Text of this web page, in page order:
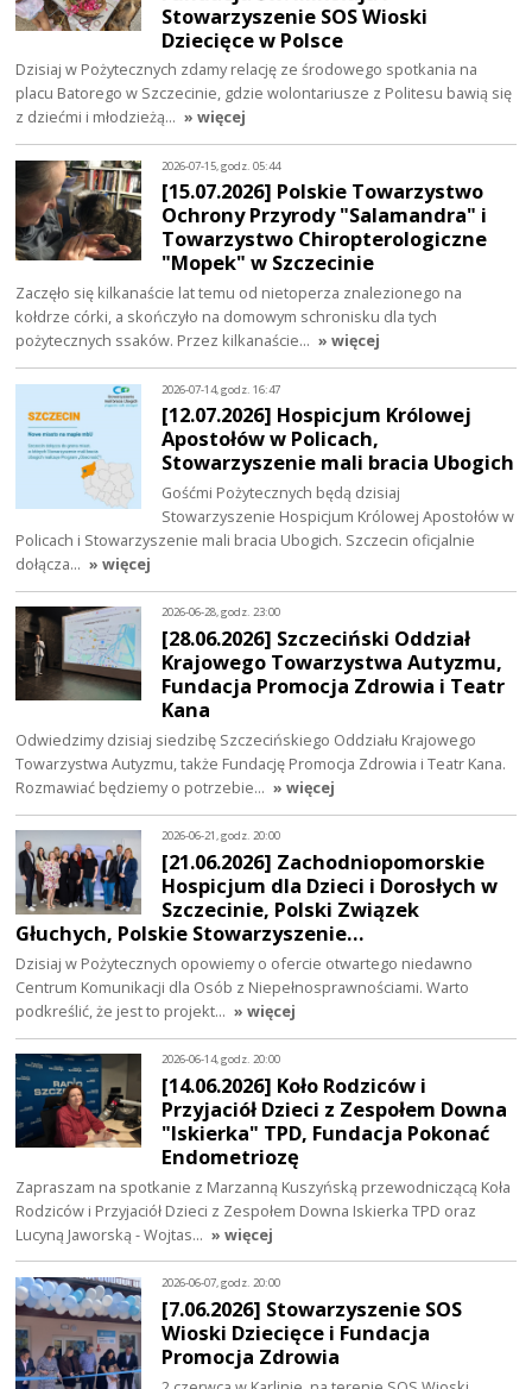
Stowarzyszenie SOS Wioski
Dziecięce w Polsce
Dzisiaj w Pożytecznych zdamy relację ze środowego spotkania na
placu Batorego w Szczecinie, gdzie wolontariusze z Politesu bawią się
z dziećmi i młodzieżą… » więcej
2026-07-15, godz. 05:44
[15.07.2026] Polskie Towarzystwo
Ochrony Przyrody "Salamandra" i
Towarzystwo Chiropterologiczne
"Mopek" w Szczecinie
Zaczęło się kilkanaście lat temu od nietoperza znalezionego na
kołdrze córki, a skończyło na domowym schronisku dla tych
pożytecznych ssaków. Przez kilkanaście… » więcej
2026-07-14, godz. 16:47
[12.07.2026] Hospicjum Królowej
Apostołów w Policach,
Stowarzyszenie mali bracia Ubogich
Gośćmi Pożytecznych będą dzisiaj
Stowarzyszenie Hospicjum Królowej Apostołów w
Policach i Stowarzyszenie mali bracia Ubogich. Szczecin oficjalnie
dołącza… » więcej
2026-06-28, godz. 23:00
[28.06.2026] Szczeciński Oddział
Krajowego Towarzystwa Autyzmu,
Fundacja Promocja Zdrowia i Teatr
Kana
Odwiedzimy dzisiaj siedzibę Szczecińskiego Oddziału Krajowego
Towarzystwa Autyzmu, także Fundację Promocja Zdrowia i Teatr Kana.
Rozmawiać będziemy o potrzebie… » więcej
2026-06-21, godz. 20:00
[21.06.2026] Zachodniopomorskie
Hospicjum dla Dzieci i Dorosłych w
Szczecinie, Polski Związek
Głuchych, Polskie Stowarzyszenie…
Dzisiaj w Pożytecznych opowiemy o ofercie otwartego niedawno
Centrum Komunikacji dla Osób z Niepełnosprawnościami. Warto
podkreślić, że jest to projekt… » więcej
2026-06-14, godz. 20:00
[14.06.2026] Koło Rodziców i
Przyjaciół Dzieci z Zespołem Downa
"Iskierka" TPD, Fundacja Pokonać
Endometriozę
Zapraszam na spotkanie z Marzanną Kuszyńską przewodniczącą Koła
Rodziców i Przyjaciół Dzieci z Zespołem Downa Iskierka TPD oraz
Lucyną Jaworską - Wojtas… » więcej
2026-06-07, godz. 20:00
[7.06.2026] Stowarzyszenie SOS
Wioski Dziecięce i Fundacja
Promocja Zdrowia